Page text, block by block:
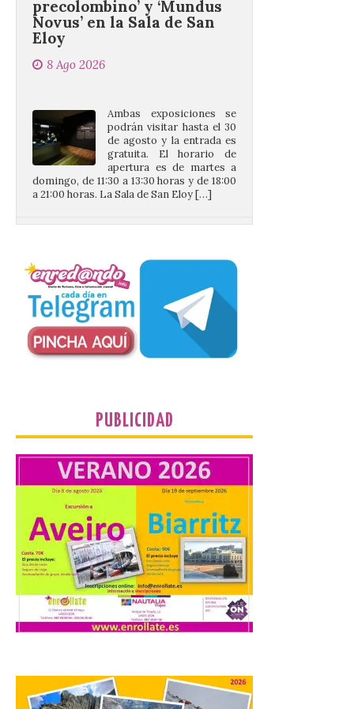
Eloy
8 Ago 2026
de agosto y la entrada es
gratuita. El horario de
apertura es de martes a
domingo, de 11:30 a 13:30 horas y de 18:00
a 21:00 horas. La Sala de San Eloy […]
Pasen y vean: Gordoncillo
8 Ago 2026
La información en la web
del Ayuntamiento sobre
este evento es del año
décadas viene desarrollando Gordoncillo,
tiene un momento culminante en […]
Villadangos recrea la
batalla en el que se
decidió el futuro del Reino
de León
8 Ago 2026
Una de las novedades de
esta edición de la Batalla
las brasas in situ durante 5 horas. . Los
días 7, 8 y 9 de este […]
PUBLICIDAD